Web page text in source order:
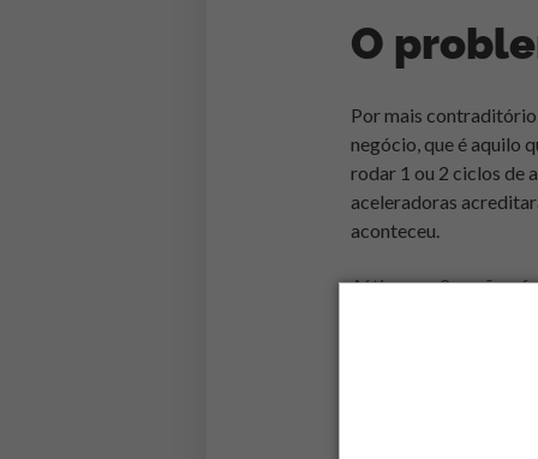
O
Por mais contraditório
negócio, que é aquilo
rodar 1 ou 2 ciclos de
aceleradoras
aconteceu.
Aí tiveram 2 opções:
viram, o que acaba
Poucas aceleradoras
relevantes. Os